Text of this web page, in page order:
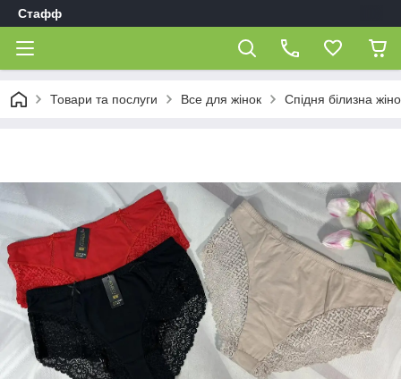
Стафф
Товари та послуги Все для жінок Спідня білизна